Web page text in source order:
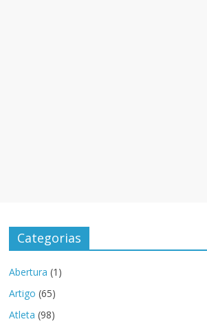
Categorias
Abertura (1)
Artigo (65)
Atleta (98)